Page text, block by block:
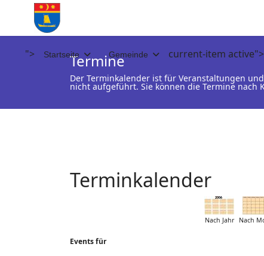
"> Startseite Gemeinde current-item active">
Termine
Der Terminkalender ist für Veranstaltungen
nicht aufgeführt. Sie können die Termine nach
Terminkalender
Nach Jahr Nach
Events für